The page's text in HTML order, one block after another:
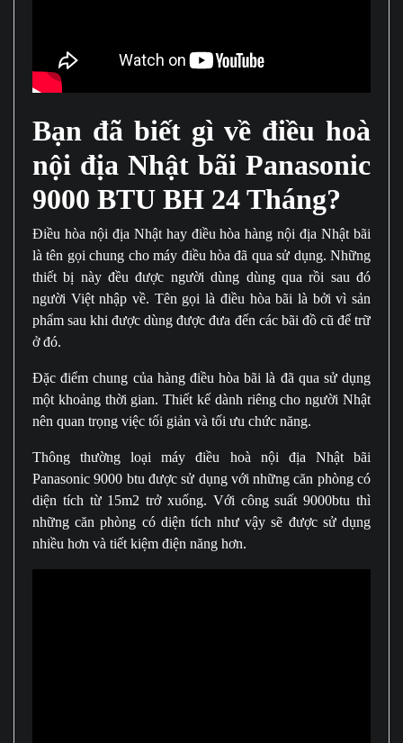
Bạn đã biết gì về điều hoà
nội địa Nhật bãi Panasonic
9000 BTU BH 24 Tháng?
Điều hòa nội địa Nhật hay điều hòa hàng nội địa Nhật bãi
là tên gọi chung cho máy điều hòa đã qua sử dụng. Những
thiết bị này đều được người dùng dùng qua rồi sau đó
người Việt nhập về. Tên gọi là điều hòa bãi là bởi vì sản
phẩm sau khi được dùng được đưa đến các bãi đồ cũ để trữ
ở đó.
Đặc điểm chung của hàng điều hòa bãi là đã qua sử dụng
một khoảng thời gian. Thiết kế dành riêng cho người Nhật
nên quan trọng việc tối giản và tối ưu chức năng.
Thông thường loại máy điều hoà nội địa Nhật bãi
Panasonic 9000 btu được sử dụng với những căn phòng có
diện tích từ 15m2 trở xuống. Với công suất 9000btu thì
những căn phòng có diện tích như vậy sẽ được sử dụng
nhiều hơn và tiết kiệm điện năng hơn.